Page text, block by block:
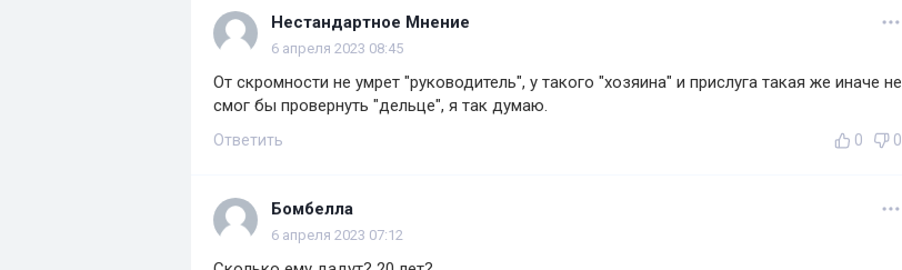
Нестандартное Мнение
6 апреля 2023 08:45
От скромности не умрет "руководитель", у такого "хозяина" и прислуга такая же иначе не
смог бы провернуть "дельце", я так думаю.
Ответить 0 0
Бомбелла
6 апреля 2023 07:12